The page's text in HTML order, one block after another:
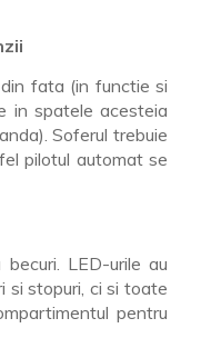
fata (in functie si
in spatele acesteia
Soferul trebuie
pilotul automat se
LED-urile au
si stopuri, ci si toate
pentru